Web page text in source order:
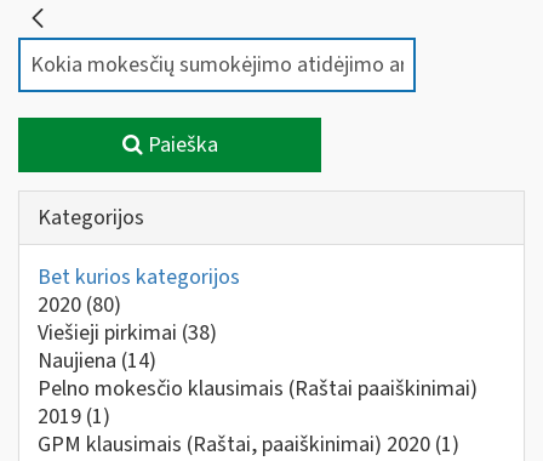
Paieška
Kategorijos
Bet kurios kategorijos
2020 (80)
Viešieji pirkimai (38)
Naujiena (14)
Pelno mokesčio klausimais (Raštai paaiškinimai)
2019 (1)
GPM klausimais (Raštai, paaiškinimai) 2020 (1)